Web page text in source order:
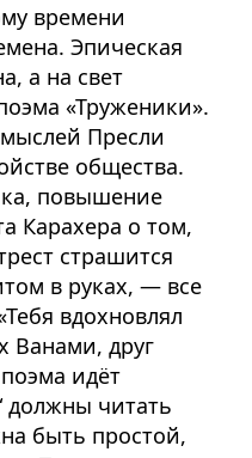
времени
Эпическая
а на свет
«Труженики».
Пресли
общества.
повышение
Карахера о том,
страшится
в руках, — все
вдохновлял
Ванами, друг
идёт
должны читать
быть простой,